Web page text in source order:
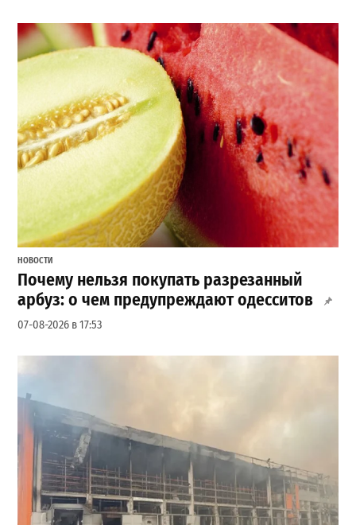
НОВОСТИ
Почему нельзя покупать разрезанный
арбуз: о чем предупреждают одесситов
07-08-2026 в 17:53